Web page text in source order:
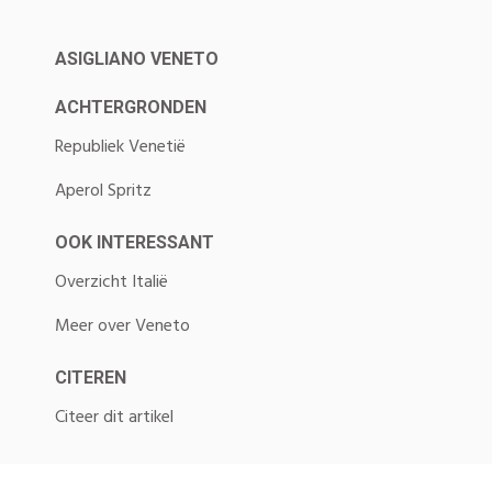
ASIGLIANO VENETO
ACHTERGRONDEN
Republiek Venetië
Aperol Spritz
OOK INTERESSANT
Overzicht Italië
Meer over Veneto
CITEREN
Citeer dit artikel